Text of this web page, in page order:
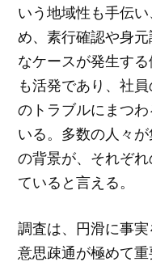
いう地域性も手伝
め、素行確認や身
なケースが発生す
も活発であり、社
のトラブルにまつ
いる。多数の人々
の背景が、それぞ
ていると言える。
調査は、円滑に事
意思疎通が極めて